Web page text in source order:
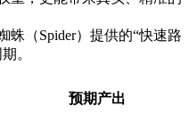
蛛（Spider）提供的“快速路
。
预期产出